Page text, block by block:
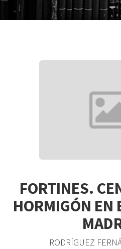
FORTINES.
HORMIGÓN EN
RODRÍGUEZ